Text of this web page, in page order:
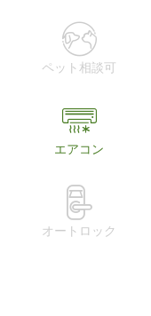
ペット相談可
エアコン
オートロック